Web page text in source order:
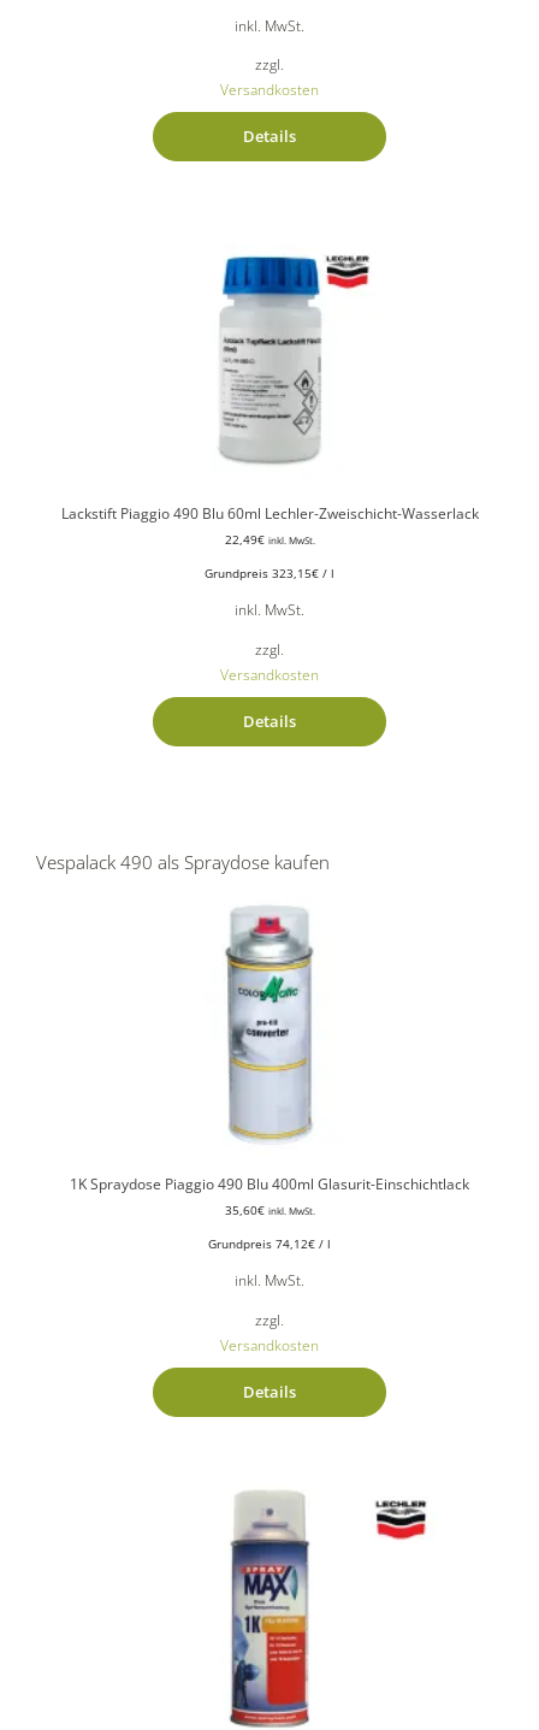
inkl. MwSt.
zzgl.
Versandkosten
Details
Lackstift Piaggio 490 Blu 60ml Lechler-Zweischicht-Wasserlack
22,49€ inkl. MwSt.
Grundpreis 323,15€ / l
inkl. MwSt.
zzgl.
Versandkosten
Details
Vespalack 490 als Spraydose kaufen
1K Spraydose Piaggio 490 Blu 400ml Glasurit-Einschichtlack
35,60€ inkl. MwSt.
Grundpreis 74,12€ / l
inkl. MwSt.
zzgl.
Versandkosten
Details